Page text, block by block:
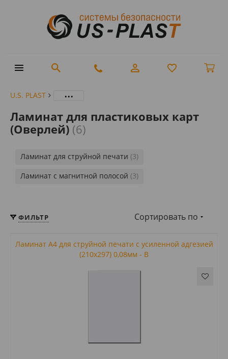
U.S. PLAST ...
Ламинат для пластиковых карт
(Оверлей) (6)
Ламинат для струйной печати (3)
Ламинат с магнитной полосой (3)
ФИЛЬТР Сортировать по
Ламинат А4 для струйной печати с усиленной адгезией
(210x297) 0,08мм - B